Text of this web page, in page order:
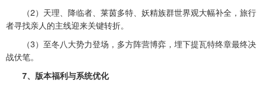
（2）天理、降临者、莱茵多特、妖精族群世界观大幅补全，旅行
者寻找亲人的主线迎来关键转折。
（3）至冬八大势力登场，多方阵营博弈，埋下提瓦特终章最终决
战伏笔。
7、版本福利与系统优化